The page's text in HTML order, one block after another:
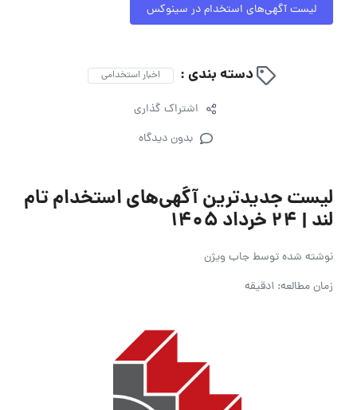
لیست آگهی‌های استخدام در سینوکس
دسته بندی : اخبار استخدامی
اشتراک گذاری
بدون دیدگاه
لیست جدیدترین آگهی‌های استخدام تام
لند | ۲۴ خرداد ۱۴۰۵
نوشته شده توسطجاب ویژن
زمان مطالعه: 1دقیقه